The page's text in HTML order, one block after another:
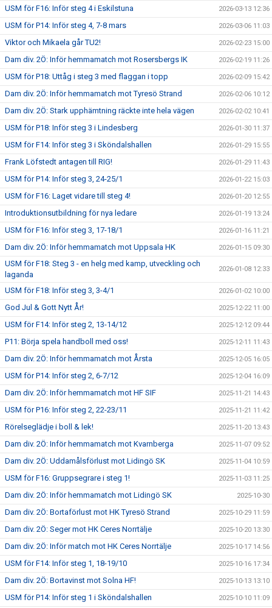
USM för F16: Inför steg 4 i Eskilstuna 2026-03-13 12:36
USM för P14: Inför steg 4, 7-8 mars 2026-03-06 11:03
Viktor och Mikaela går TU2! 2026-02-23 15:00
Dam div. 2Ö: Inför hemmamatch mot Rosersbergs IK 2026-02-19 11:26
USM för P18: Uttåg i steg 3 med flaggan i topp 2026-02-09 15:42
Dam div. 2Ö: Inför hemmamatch mot Tyresö Strand 2026-02-06 10:12
Dam div. 2Ö: Stark upphämtning räckte inte hela vägen 2026-02-02 10:41
USM för P18: Inför steg 3 i Lindesberg 2026-01-30 11:37
USM för F14: Inför steg 3 i Sköndalshallen 2026-01-29 15:55
Frank Löfstedt antagen till RIG! 2026-01-29 11:43
USM för P14: Inför steg 3, 24-25/1 2026-01-22 15:03
USM för F16: Laget vidare till steg 4! 2026-01-20 12:55
Introduktionsutbildning för nya ledare 2026-01-19 13:24
USM för F16: Inför steg 3, 17-18/1 2026-01-16 11:21
Dam div. 2Ö: Inför hemmamatch mot Uppsala HK 2026-01-15 09:30
USM för F18: Steg 3 - en helg med kamp, utveckling och
laganda
2026-01-08 12:33
USM för F18: Inför steg 3, 3-4/1 2026-01-02 10:00
God Jul & Gott Nytt År! 2025-12-22 11:00
USM för F14: Inför steg 2, 13-14/12 2025-12-12 09:44
P11: Börja spela handboll med oss! 2025-12-11 11:43
Dam div. 2Ö: Inför hemmamatch mot Årsta 2025-12-05 16:05
USM för P14: Inför steg 2, 6-7/12 2025-12-04 16:09
Dam div. 2Ö: Inför hemmamatch mot HF SIF 2025-11-21 14:43
USM för P16: Inför steg 2, 22-23/11 2025-11-21 11:42
Rörelseglädje i boll & lek! 2025-11-20 13:43
Dam div. 2Ö: Inför hemmamatch mot Kvarnberga 2025-11-07 09:52
Dam div. 2Ö: Uddamålsförlust mot Lidingö SK 2025-11-04 10:59
USM för F16: Gruppsegrare i steg 1! 2025-11-03 11:25
Dam div. 2Ö: Inför hemmamatch mot Lidingö SK 2025-10-30
Dam div. 2Ö: Bortaförlust mot HK Tyresö Strand 2025-10-29 11:59
Dam div. 2Ö: Seger mot HK Ceres Norrtälje 2025-10-20 13:30
Dam div. 2Ö: Inför match mot HK Ceres Norrtälje 2025-10-17 14:56
USM för F14: Inför steg 1, 18-19/10 2025-10-16 17:34
Dam div. 2Ö: Bortavinst mot Solna HF! 2025-10-13 13:10
USM för P14: Inför steg 1 i Sköndalshallen 2025-10-10 11:09